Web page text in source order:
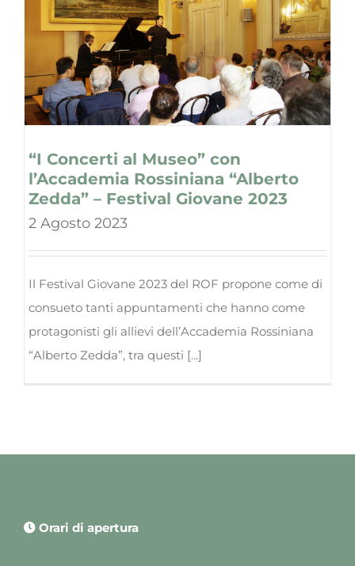
“I Concerti al Museo” con
l’Accademia Rossiniana “Alberto
Zedda” – Festival Giovane 2023
2 Agosto 2023
Il Festival Giovane 2023 del ROF propone come di
consueto tanti appuntamenti che hanno come
protagonisti gli allievi dell’Accademia Rossiniana
“Alberto Zedda”, tra questi [...]
Orari di apertura